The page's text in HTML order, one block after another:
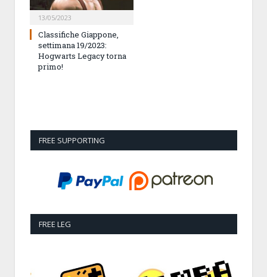
13/05/2023
Classifiche Giappone,
settimana 19/2023:
Hogwarts Legacy torna
primo!
FREE SUPPORTING
FREE LEG